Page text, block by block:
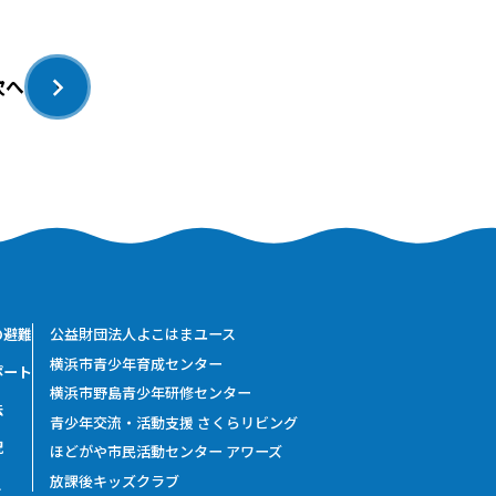
へ ›
難
ト
公益財団法人よこはまユース
横浜市青少年育成センター
横浜市野島青少年研修センター
青少年交流・活動支援 さくらリビング
ほどがや市民活動センター アワーズ
放課後キッズクラブ